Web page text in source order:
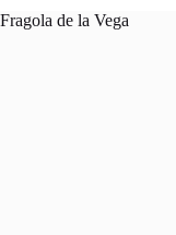
Fragola de la Vega